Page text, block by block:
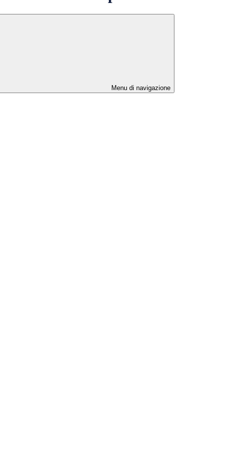
Menu di navigazione